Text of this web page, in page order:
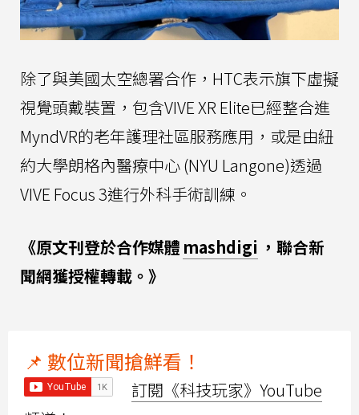
除了與美國太空總署合作，HTC表示旗下虛擬
視覺頭戴裝置，包含VIVE XR Elite已經整合進
MyndVR的老年護理社區服務應用，或是由紐
約大學朗格內醫療中心 (NYU Langone)透過
VIVE Focus 3進行外科手術訓練。
《原文刊登於合作媒體 mashdigi ，聯合新
聞網獲授權轉載。》
📌 數位新聞搶鮮看！
訂閱《科技玩家》YouTube